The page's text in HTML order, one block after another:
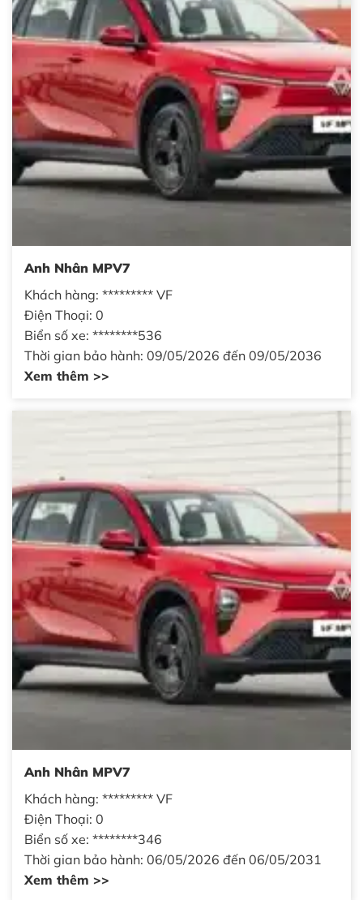
Anh Nhân MPV7
Khách hàng: ********* VF
Điện Thoại: 0
Biển số xe: ********536
Thời gian bảo hành: 09/05/2026 đến 09/05/2036
Xem thêm >>
Anh Nhân MPV7
Khách hàng: ********* VF
Điện Thoại: 0
Biển số xe: ********346
Thời gian bảo hành: 06/05/2026 đến 06/05/2031
Xem thêm >>